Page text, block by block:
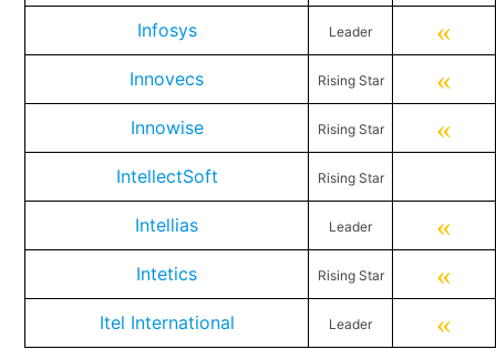
Infosys Leader «
Innovecs Rising Star «
Innowise Rising Star «
IntellectSoft Rising Star
Intellias Leader «
Intetics Rising Star «
Itel International Leader «